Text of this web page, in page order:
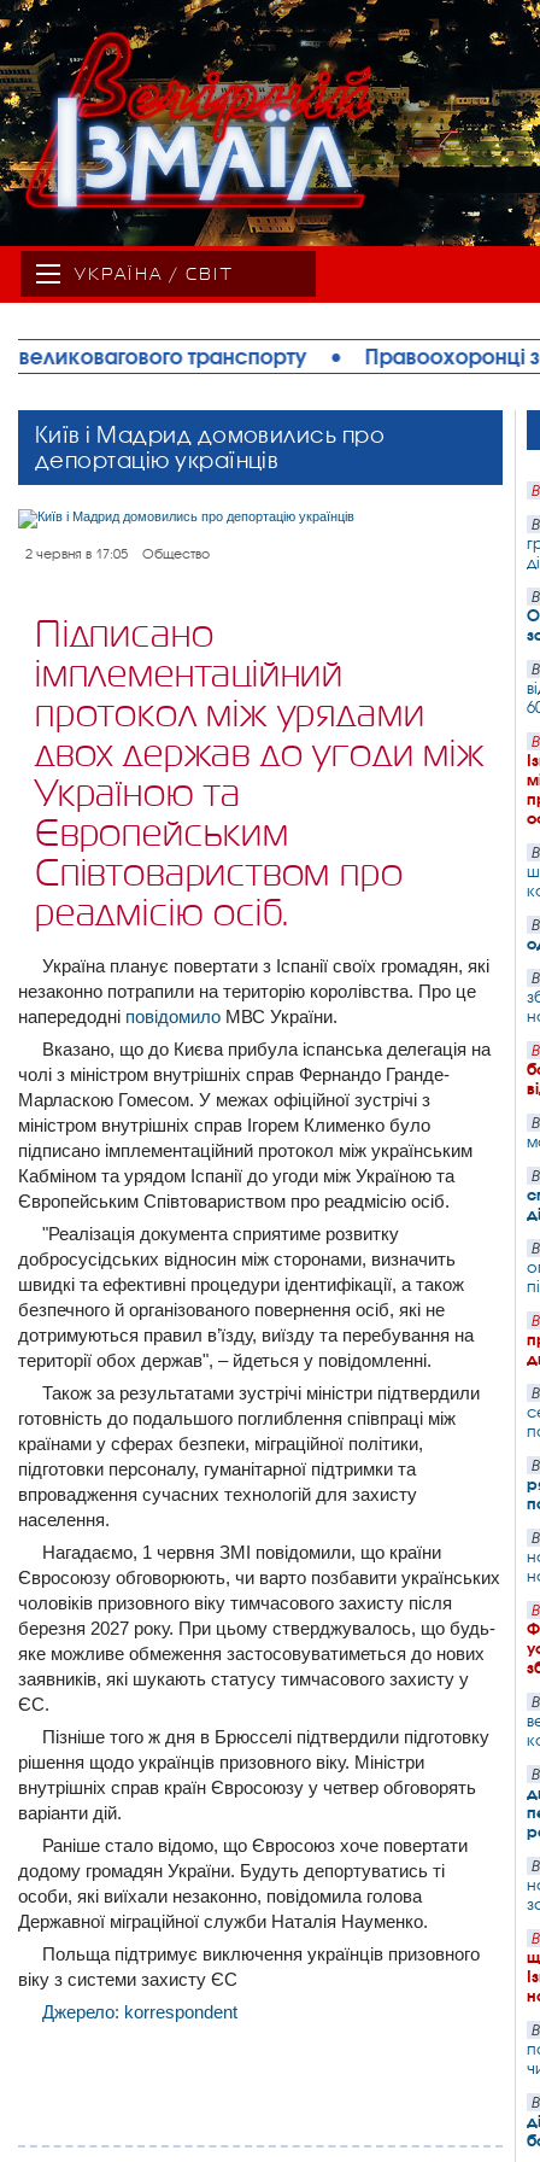
УКРАЇНА / СВІТ
• Правоохоронці запобігли теракту в
Київ і Мадрид домовились про
депортацію українців
2 червня в 17:05 Общество
Підписано
імплементаційний
протокол між урядами
двох держав до угоди між
Україною та
Європейським
Співтовариством про
реадмісію осіб.
Україна планує повертати з Іспанії своїх громадян, які
незаконно потрапили на територію королівства. Про це
напередодні повідомило МВС України.
Вказано, що до Києва прибула іспанська делегація на
чолі з міністром внутрішніх справ Фернандо Гранде-
Марласкою Гомесом. У межах офіційної зустрічі з
міністром внутрішніх справ Ігорем Клименко було
підписано імплементаційний протокол між українським
Кабміном та урядом Іспанії до угоди між Україною та
Європейським Співтовариством про реадмісію осіб.
"Реалізація документа сприятиме розвитку
добросусідських відносин між сторонами, визначить
швидкі та ефективні процедури ідентифікації, а також
безпечного й організованого повернення осіб, які не
дотримуються правил в’їзду, виїзду та перебування на
території обох держав", – йдеться у повідомленні.
Також за результатами зустрічі міністри підтвердили
готовність до подальшого поглиблення співпраці між
країнами у сферах безпеки, міграційної політики,
підготовки персоналу, гуманітарної підтримки та
впровадження сучасних технологій для захисту
населення.
Нагадаємо, 1 червня ЗМІ повідомили, що країни
Євросоюзу обговорюють, чи варто позбавити українських
чоловіків призовного віку тимчасового захисту після
березня 2027 року. При цьому стверджувалось, що будь-
яке можливе обмеження застосовуватиметься до нових
заявників, які шукають статусу тимчасового захисту у
ЄС.
Пізніше того ж дня в Брюсселі підтвердили підготовку
рішення щодо українців призовного віку. Міністри
внутрішніх справ країн Євросоюзу у четвер обговорять
варіанти дій.
Раніше стало відомо, що Євросоюз хоче повертати
додому громадян України. Будуть депортуватись ті
особи, які виїхали незаконно, повідомила голова
Державної міграційної служби Наталія Науменко.
Польща підтримує виключення українців призовного
віку з системи захисту ЄС
Джерело: korrespondent